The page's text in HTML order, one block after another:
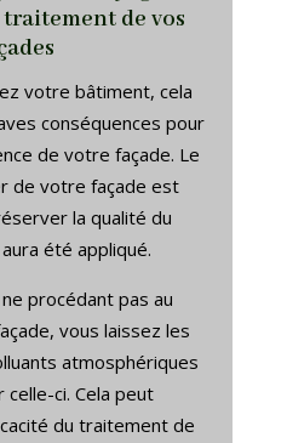
de vos
votre bâtiment, cela
conséquences pour
de votre façade. Le
de votre façade est
la qualité du
été appliqué.
procédant pas au
vous laissez les
atmosphériques
celle-ci. Cela peut
du traitement de